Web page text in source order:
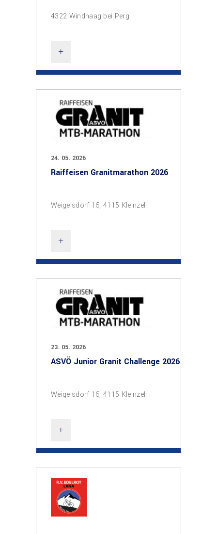
4322 Windhaag bei Perg
24. 05. 2026
Raiffeisen Granitmarathon 2026
Weigelsdorf 16, 4115 Kleinzell
23. 05. 2026
ASVÖ Junior Granit Challenge 2026
Weigelsdorf 16, 4115 Kleinzell